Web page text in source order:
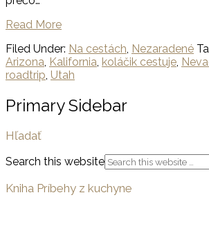
Read More
Filed Under: Na cestách Nezaradené
Arizona Kalifornia koláčik cestuje
roadtrip Utah
Primary Sidebar
Hľadať
Search this website
Kniha Príbehy z kuchyne